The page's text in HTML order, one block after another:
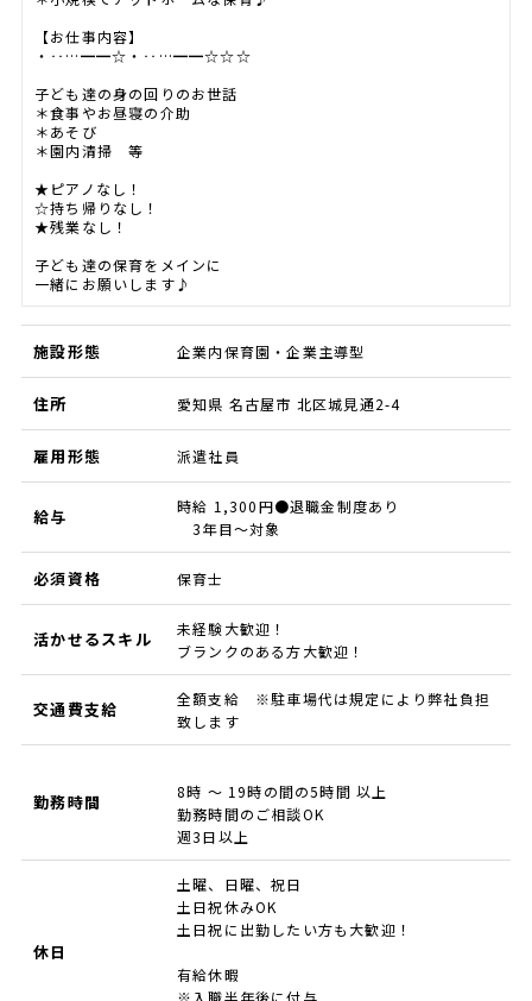
【お仕事内容】
・‥…━━☆・‥…━━☆☆☆
子ども達の身の回りのお世話
＊食事やお昼寝の介助
＊あそび
＊園内清掃 等
★ピアノなし！
☆持ち帰りなし！
★残業なし！
子ども達の保育をメインに
一緒にお願いします♪
施設形態 企業内保育園・企業主導型
住所 愛知県 名古屋市 北区城見通2-4
雇用形態 派遣社員
給与
時給 1,300円●退職金制度あり
3年目～対象
必須資格 保育士
活かせるスキル
未経験大歓迎！
ブランクのある方大歓迎！
交通費支給
全額支給 ※駐車場代は規定により弊社負担
致します
勤務時間
8時 ～ 19時の間の5時間 以上
勤務時間のご相談OK
週3日以上
休日
土曜、日曜、祝日
土日祝休みOK
土日祝に出勤したい方も大歓迎！
有給休暇
※入職半年後に付与